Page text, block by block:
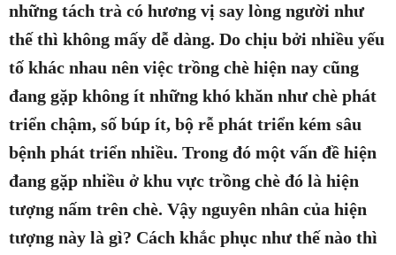
những tách trà có hương vị say lòng người như
thế thì không mấy dễ dàng. Do chịu bởi nhiều yếu
tố khác nhau nên việc trồng chè hiện nay cũng
đang gặp không ít những khó khăn như chè phát
triển chậm, số búp ít, bộ rễ phát triển kém sâu
bệnh phát triển nhiều. Trong đó một vấn đề hiện
đang gặp nhiều ở khu vực trồng chè đó là hiện
tượng nấm trên chè. Vậy nguyên nhân của hiện
tượng này là gì? Cách khắc phục như thế nào thì